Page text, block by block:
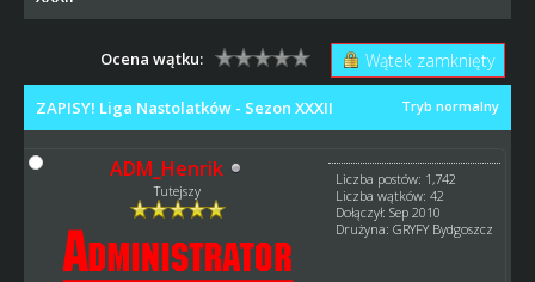
Wątek zamknięty
Ocena wątku:
Tryb normalny
ZAPISY! Liga Nastolatków - Sezon XXXII
ADM_Henrik
Tutejszy
Liczba postów: 1,742
Liczba wątków: 42
Dołączył: Sep 2010
Drużyna: GRYFY Bydgoszcz